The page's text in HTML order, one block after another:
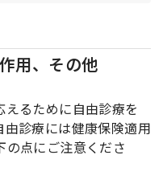
用、その他
るために自由診療を
診療には健康保険適用
点にご注意くださ